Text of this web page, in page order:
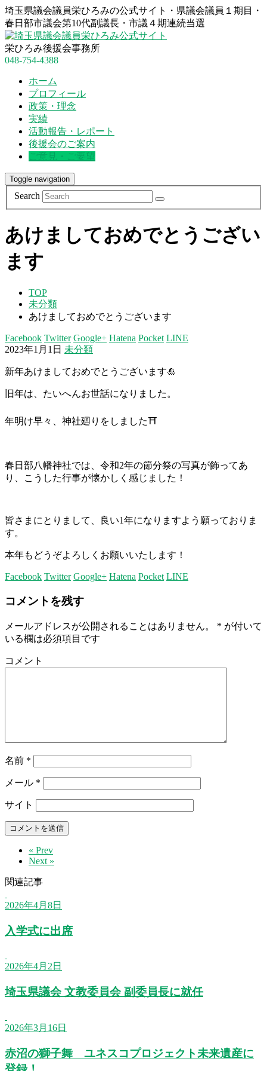
埼玉県議会議員栄ひろみの公式サイト・県議会議員１期目・
春日部市議会第10代副議長・市議４期連続当選
栄ひろみ後援会事務所
048-754-4388
ホーム
プロフィール
政策・理念
実績
活動報告・レポート
後援会のご案内
ご意見・ご要望
Toggle navigation
Search
あけましておめでとうござい
ます
TOP
未分類
あけましておめでとうございます
Facebook Twitter Google+ Hatena Pocket LINE
2023年1月1日 未分類
新年あけましておめでとうございます🎍
旧年は、たいへんお世話になりました。
年明け早々、神社廻りをしました⛩
春日部八幡神社では、令和2年の節分祭の写真が飾ってあ
り、こうした行事が懐かしく感じました！
皆さまにとりまして、良い1年になりますよう願っておりま
す。
本年もどうぞよろしくお願いいたします！
Facebook Twitter Google+ Hatena Pocket LINE
コメントを残す
メールアドレスが公開されることはありません。 * が付いて
いる欄は必須項目です
コメント
名前 *
メール *
サイト
« Prev
Next »
関連記事
2026年4月8日
入学式に出席
2026年4月2日
埼玉県議会 文教委員会 副委員長に就任
2026年3月16日
赤沼の獅子舞 ユネスコプロジェクト未来遺産に